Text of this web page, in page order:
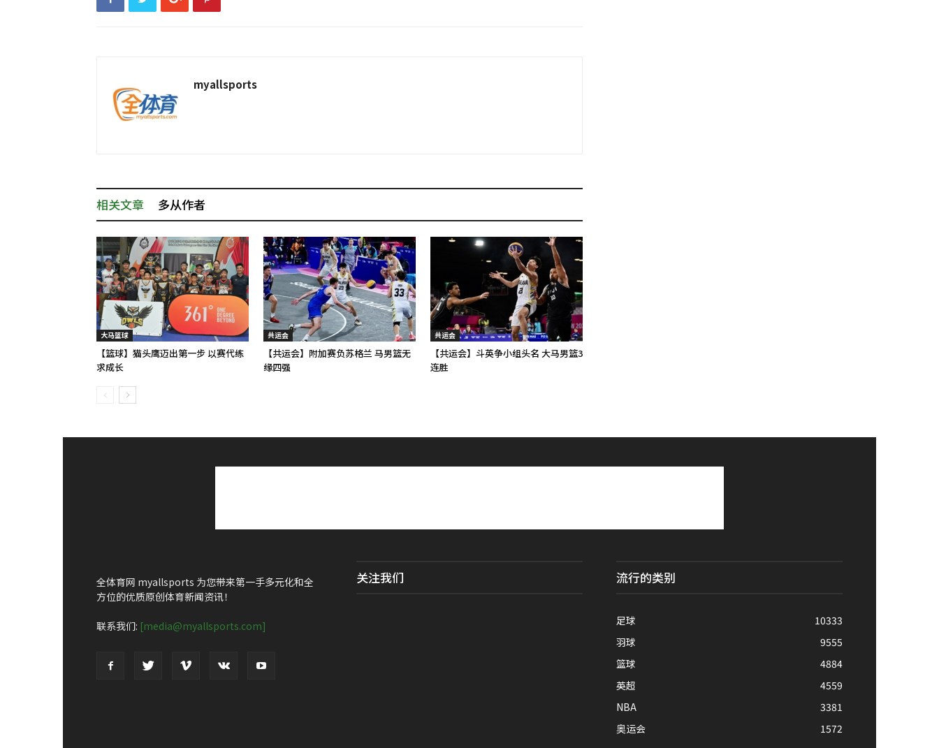
myallsports
相关文章 多从作者
大马篮球
【篮球】猫头鹰迈出第一步 以赛代练
求成长
共运会
【共运会】附加赛负苏格兰 马男篮无
缘四强
共运会
【共运会】斗英争小组头名 大马男篮3
连胜
全体育网 myallsports 为您带来第一手多元化和全
方位的优质原创体育新闻资讯！
联系我们: [media@myallsports.com]
关注我们 流行的类别
足球
10333
羽球
9555
篮球
4884
英超
4559
NBA
3381
奥运会
1572